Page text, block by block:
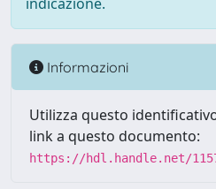
Informazioni
Utilizza questo
link a questo documento:
https://hdl.handle.net/